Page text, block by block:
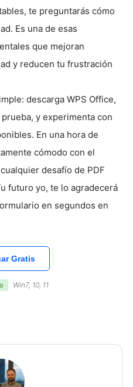
te preguntarás cómo
Es una de esas
que mejoran
y reducen tu frustración
descarga WPS Office,
y experimenta con
En una hora de
cómodo con el
desafío de PDF
futuro yo, te lo agradecerá
en segundos en
Gratis
Win7, 10, 11